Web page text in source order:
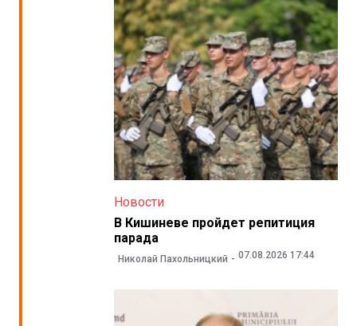
Новости
В Кишиневе пройдет репитиция
парада
Николай Пахольницкий 07.08.2026 17:44